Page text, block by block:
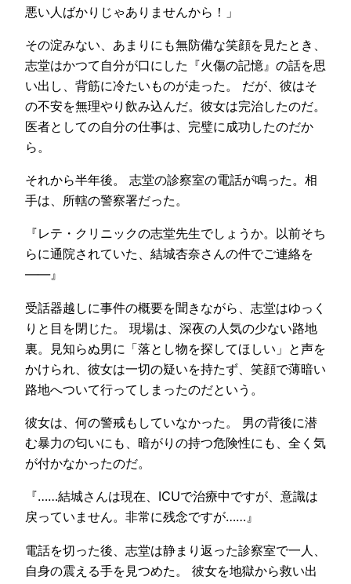
悪い人ばかりじゃありませんから！」
その淀みない、あまりにも無防備な笑顔を見たとき、
志堂はかつて自分が口にした『火傷の記憶』の話を思
い出し、背筋に冷たいものが走った。 だが、彼はそ
の不安を無理やり飲み込んだ。彼女は完治したのだ。
医者としての自分の仕事は、完璧に成功したのだか
ら。
それから半年後。 志堂の診察室の電話が鳴った。相
手は、所轄の警察署だった。
『レテ・クリニックの志堂先生でしょうか。以前そち
らに通院されていた、結城杏奈さんの件でご連絡を
——』
受話器越しに事件の概要を聞きながら、志堂はゆっく
りと目を閉じた。 現場は、深夜の人気の少ない路地
裏。見知らぬ男に「落とし物を探してほしい」と声を
かけられ、彼女は一切の疑いを持たず、笑顔で薄暗い
路地へついて行ってしまったのだという。
彼女は、何の警戒もしていなかった。 男の背後に潜
む暴力の匂いにも、暗がりの持つ危険性にも、全く気
が付かなかったのだ。
『……結城さんは現在、ICUで治療中ですが、意識は
戻っていません。非常に残念ですが……』
電話を切った後、志堂は静まり返った診察室で一人、
自身の震える手を見つめた。 彼女を地獄から救い出